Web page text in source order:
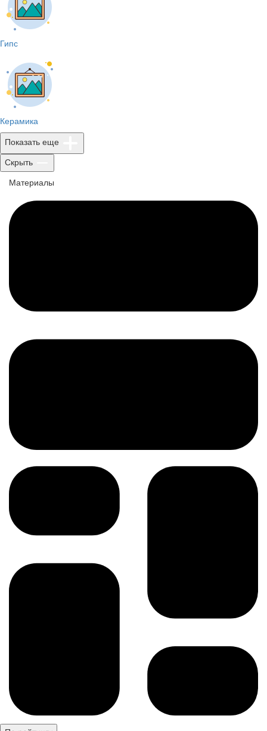
Гипс
Керамика
Показать еще
Скрыть
Материалы